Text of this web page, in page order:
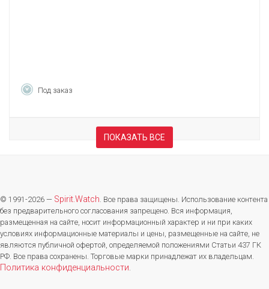
Под заказ
ПОКАЗАТЬ ВСЕ
© 1991-2026 — Spirit.Watch. Все права защищены. Использование контента
без предварительного согласования запрещено. Вся информация,
размещенная на сайте, носит информационный характер и ни при каких
условиях информационные материалы и цены, размещенные на сайте, не
являются публичной офертой, определяемой положениями Статьи 437 ГК
РФ. Все права сохранены. Торговые марки принадлежат их владельцам.
Политика конфиденциальности.